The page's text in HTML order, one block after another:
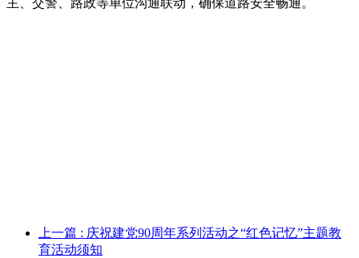
上一篇 : 庆祝建党90周年系列活动之“红色记忆”主题教
育活动须知